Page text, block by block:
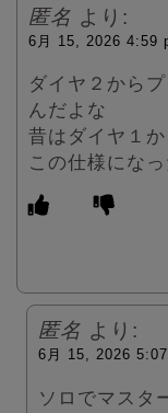
匿名 より:
6月 15, 2026 4:59
ダイヤ２から
んだよな
昔はダイヤ１
この仕様にな
匿名 より:
6月 15, 2026
ソロでマスタ